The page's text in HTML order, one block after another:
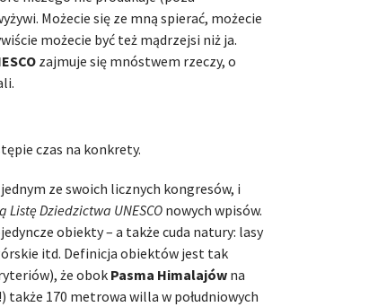
Możecie się ze mną spierać, możecie
możecie być też mądrzejsi niż ja.
zajmuje się mnóstwem rzeczy, o
czas na konkrety.
ze swoich licznych kongresów, i
Listę Dziedzictwa UNESCOnowych wpisów.
obiekty – a także cuda natury: lasy
itd. Definicja obiektów jest tak
że obok Pasma Himalajów na
także 170 metrowa willa w południowych